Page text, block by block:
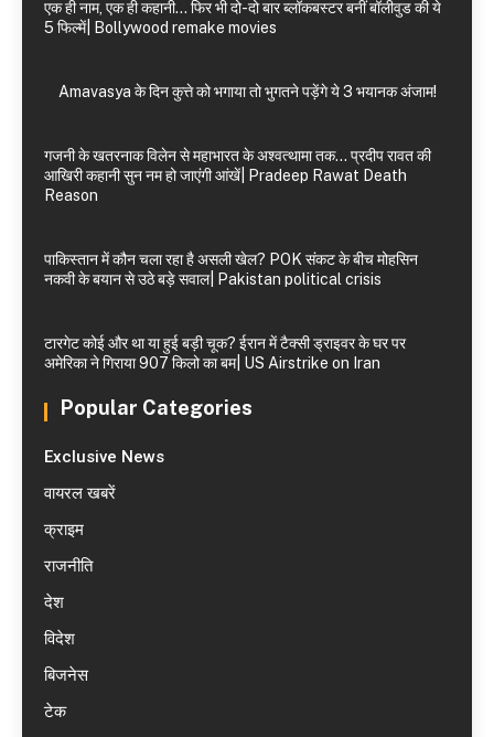
एक ही नाम, एक ही कहानी… फिर भी दो-दो बार ब्लॉकबस्टर बनीं बॉलीवुड की ये
5 फिल्में| Bollywood remake movies
Amavasya के दिन कुत्ते को भगाया तो भुगतने पड़ेंगे ये 3 भयानक अंजाम!
गजनी के खतरनाक विलेन से महाभारत के अश्वत्थामा तक… प्रदीप रावत की
आखिरी कहानी सुन नम हो जाएंगी आंखें| Pradeep Rawat Death
Reason
पाकिस्तान में कौन चला रहा है असली खेल? POK संकट के बीच मोहसिन
नकवी के बयान से उठे बड़े सवाल| Pakistan political crisis
टारगेट कोई और था या हुई बड़ी चूक? ईरान में टैक्सी ड्राइवर के घर पर
अमेरिका ने गिराया 907 किलो का बम| US Airstrike on Iran
Popular Categories
Exclusive News
वायरल खबरें
क्राइम
राजनीति
देश
विदेश
बिजनेस
टेक